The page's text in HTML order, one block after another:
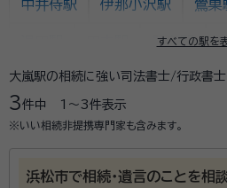
すべての駅を
中井侍駅 伊那小沢駅 鶯巣
門島駅
千代駅 天竜峡駅 出馬駅
大嵐駅の相続に強い司法書士/行政書士
3件中 1〜3件表示
※いい相続非提携専門家も含みます。
浜松市で相続・遺言のことを相